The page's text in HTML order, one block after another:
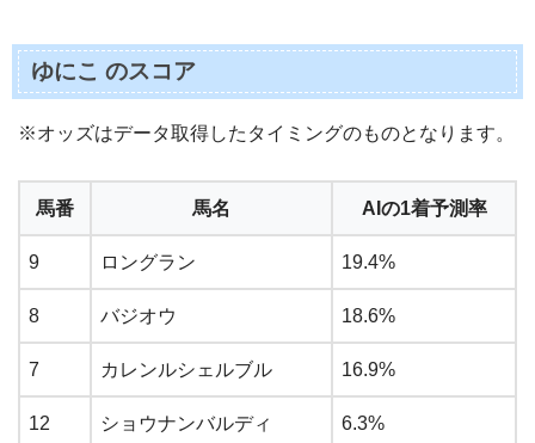
ゆにこ のスコア
※オッズはデータ取得したタイミングのものとなります。
馬番 馬名 AIの1着予測率
9 ロングラン 19.4%
8 バジオウ 18.6%
7 カレンルシェルブル 16.9%
12 ショウナンバルディ 6.3%